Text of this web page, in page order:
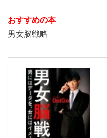
おすすめの本
男女脳戦略